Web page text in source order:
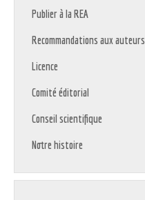
Publier à la REA
Recommandations aux auteurs
Licence
Comité éditorial
Conseil scientifique
Notre histoire